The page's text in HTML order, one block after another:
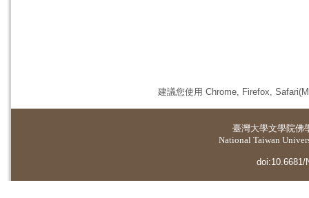
建議您使用 Chrome, Firefox,
臺灣大學文學院佛
National Taiwan
doi:10.6681/